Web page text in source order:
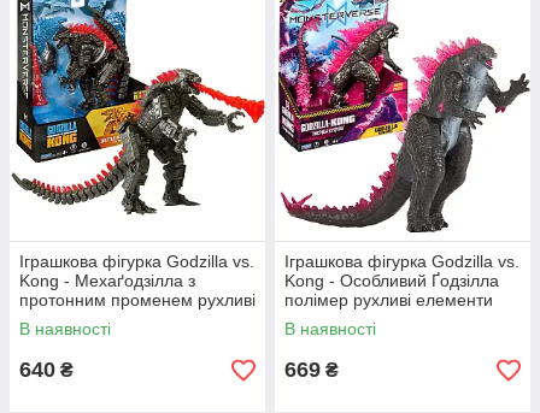
Іграшкова фігурка Godzilla vs.
Kong - Мехаґодзілла з
протонним променем рухливі
елементи 15см (35210)
В наявності
640 ₴
Іграшкова фігурка Godzilla vs.
Kong - Особливий Ґодзілла
полімер рухливі елементи
15см (35232)
В наявності
669 ₴